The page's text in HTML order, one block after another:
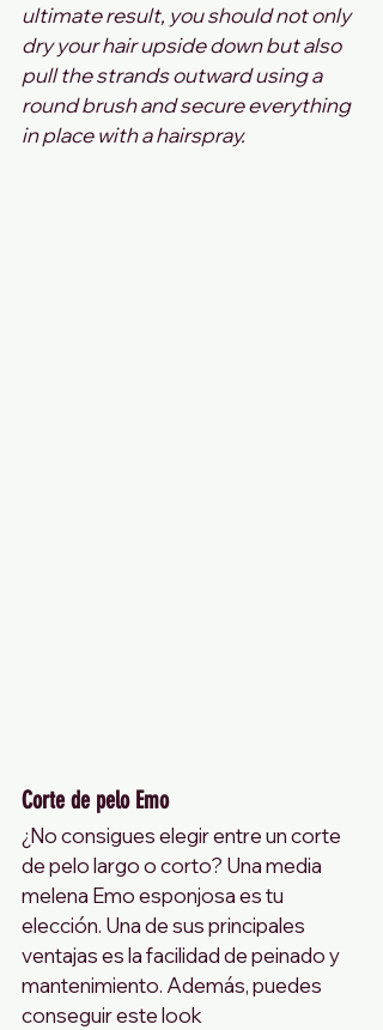
ultimate result, you should not only
dry your hair upside down but also
pull the strands outward using a
round brush and secure everything
in place with a hairspray.
Corte de pelo Emo
¿No consigues elegir entre un corte
de pelo largo o corto? Una media
melena Emo esponjosa es tu
elección. Una de sus principales
ventajas es la facilidad de peinado y
mantenimiento. Además, puedes
conseguir este look